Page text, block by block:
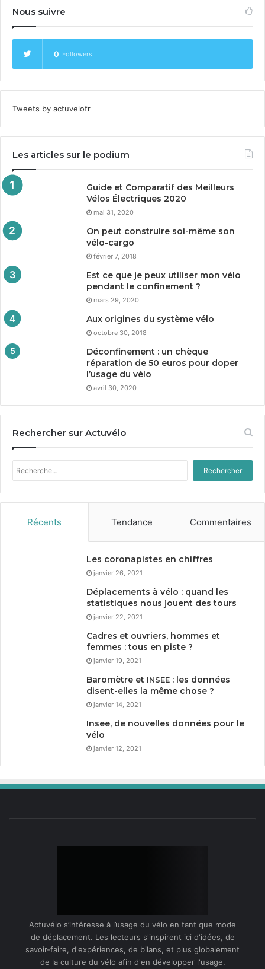
Nous suivre
0 Followers
Tweets by actuvelofr
Les articles sur le podium
Guide et Comparatif des Meilleurs
Vélos Électriques 2020
mai 31, 2020
On peut construire soi-même son
vélo-cargo
février 7, 2018
Est ce que je peux utiliser mon vélo
pendant le confinement ?
mars 29, 2020
Aux origines du système vélo
octobre 30, 2018
Déconfinement : un chèque
réparation de 50 euros pour doper
l’usage du vélo
avril 30, 2020
Rechercher sur Actuvélo
Rechercher :
Récents Tendance Commentaires
Les coronapistes en chiffres
janvier 26, 2021
Déplacements à vélo : quand les
statistiques nous jouent des tours
janvier 22, 2021
Cadres et ouvriers, hommes et
femmes : tous en piste ?
janvier 19, 2021
Baromètre et INSEE : les données
disent-elles la même chose ?
janvier 14, 2021
Insee, de nouvelles données pour le
vélo
janvier 12, 2021
Actuvélo s’intéresse à l’usage du vélo en tant que mode
de déplacement. Les lecteurs s'inspirent ici d'idées, de
savoir-faire, d'expériences, de bilans, et plus globalement
de la culture du vélo afin d'en développer l'usage.